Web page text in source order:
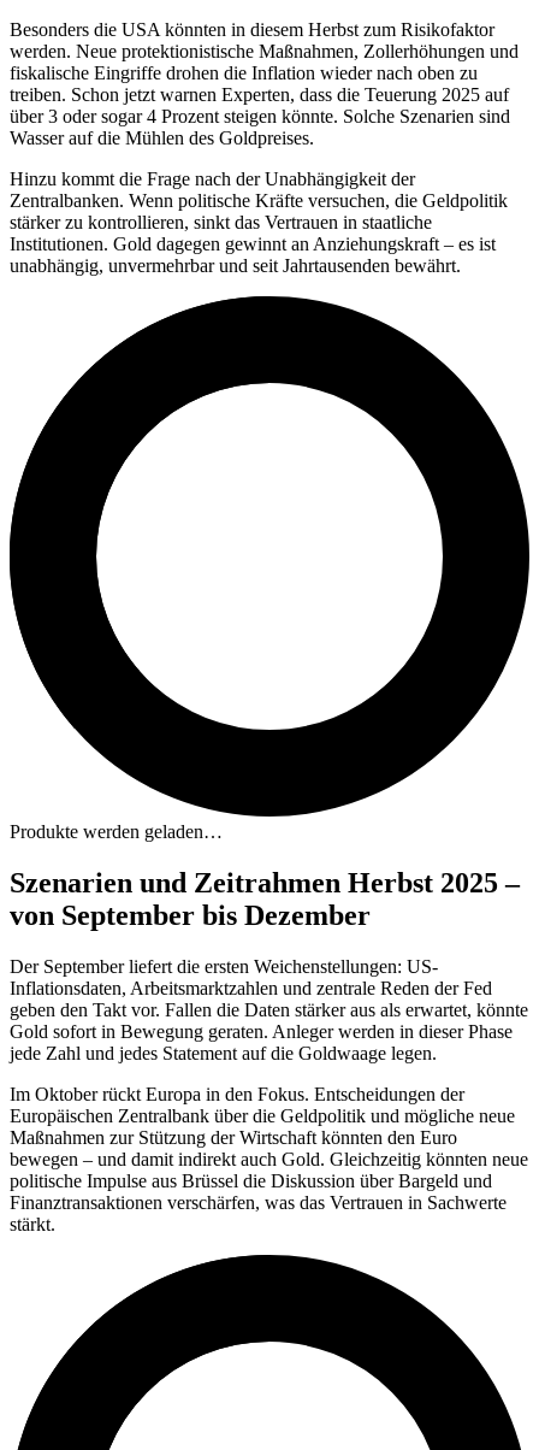
Besonders die USA könnten in diesem Herbst zum Risikofaktor
werden. Neue protektionistische Maßnahmen, Zollerhöhungen und
fiskalische Eingriffe drohen die Inflation wieder nach oben zu
treiben. Schon jetzt warnen Experten, dass die Teuerung 2025 auf
über 3 oder sogar 4 Prozent steigen könnte. Solche Szenarien sind
Wasser auf die Mühlen des Goldpreises.
Hinzu kommt die Frage nach der Unabhängigkeit der
Zentralbanken. Wenn politische Kräfte versuchen, die Geldpolitik
stärker zu kontrollieren, sinkt das Vertrauen in staatliche
Institutionen. Gold dagegen gewinnt an Anziehungskraft – es ist
unabhängig, unvermehrbar und seit Jahrtausenden bewährt.
Produkte werden geladen…
Szenarien und Zeitrahmen Herbst 2025 –
von September bis Dezember
Der September liefert die ersten Weichenstellungen: US-
Inflationsdaten, Arbeitsmarktzahlen und zentrale Reden der Fed
geben den Takt vor. Fallen die Daten stärker aus als erwartet, könnte
Gold sofort in Bewegung geraten. Anleger werden in dieser Phase
jede Zahl und jedes Statement auf die Goldwaage legen.
Im Oktober rückt Europa in den Fokus. Entscheidungen der
Europäischen Zentralbank über die Geldpolitik und mögliche neue
Maßnahmen zur Stützung der Wirtschaft könnten den Euro
bewegen – und damit indirekt auch Gold. Gleichzeitig könnten neue
politische Impulse aus Brüssel die Diskussion über Bargeld und
Finanztransaktionen verschärfen, was das Vertrauen in Sachwerte
stärkt.